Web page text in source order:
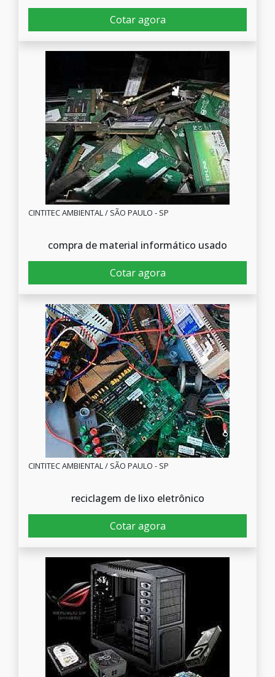
Cotar agora
CINTITEC AMBIENTAL / SÃO PAULO - SP
compra de material informático usado
Cotar agora
CINTITEC AMBIENTAL / SÃO PAULO - SP
reciclagem de lixo eletrônico
Cotar agora